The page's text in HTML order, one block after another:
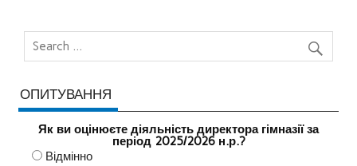
ОПИТУВАННЯ
Як ви оцінюєте діяльність директора гімназії за
період 2025/2026 н.р.?
Відмінно